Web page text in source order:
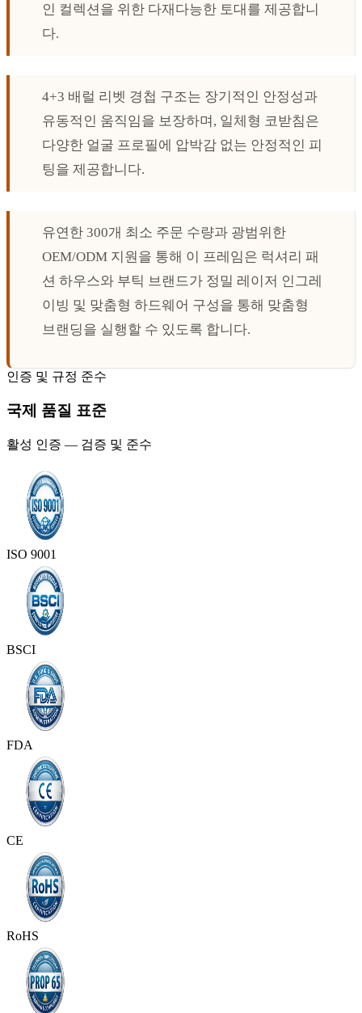
인 컬렉션을 위한 다재다능한 토대를 제공합니
다.
4+3 배럴 리벳 경첩 구조는 장기적인 안정성과
유동적인 움직임을 보장하며, 일체형 코받침은
다양한 얼굴 프로필에 압박감 없는 안정적인 피
팅을 제공합니다.
유연한 300개 최소 주문 수량과 광범위한
OEM/ODM 지원을 통해 이 프레임은 럭셔리 패
션 하우스와 부틱 브랜드가 정밀 레이저 인그레
이빙 및 맞춤형 하드웨어 구성을 통해 맞춤형
브랜딩을 실행할 수 있도록 합니다.
인증 및 규정 준수
국제 품질 표준
활성 인증 — 검증 및 준수
ISO 9001
BSCI
FDA
CE
RoHS